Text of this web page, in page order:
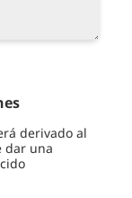
derivado al
dar una